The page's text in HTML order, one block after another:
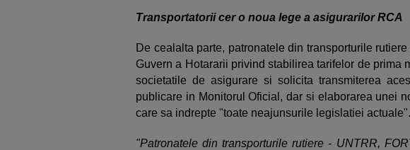
Transportatorii cer o noua lege a asigurarilor RCA
De cealalta parte, patronatele din transporturile
Guvern a Hotararii privind stabilirea tarifelor de prima
societatile de asigurare si solicita transmiterea
publicare in Monitorul Oficial, dar si elaborarea unei
care sa indrepte "toate neajunsurile legislatiei actuale".
"Patronatele din transporturile rutiere - UNTRR,